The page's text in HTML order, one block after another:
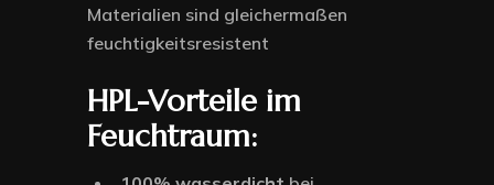
Materialien sind gleichermaßen
feuchtigkeitsresistent
HPL-Vorteile im
Feuchtraum: